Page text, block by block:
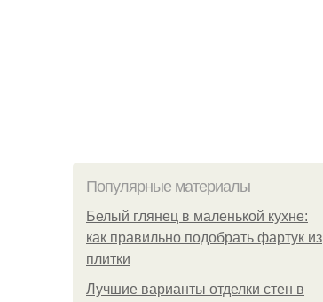
Популярные материалы
Белый глянец в маленькой кухне:
как правильно подобрать фартук из
плитки
Лучшие варианты отделки стен в